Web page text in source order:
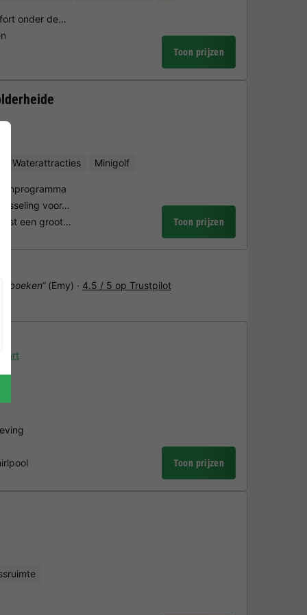
onder de…
Toon prijzen
Waterattracties Minigolf
voor…
een groot…
Toon prijzen
Kaart
Toon prijzen
boeken“(Emy) · 4.5 / 5 op Trustpilot